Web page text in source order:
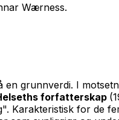
Wærness.
grunnverdi. I
forfatterskap
for de